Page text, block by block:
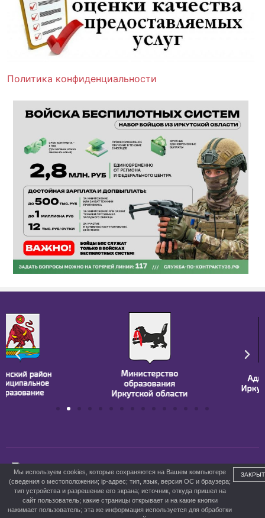
Политика конфиденциальности
ГБПОУ ИО БПК им. Д. Банзарова
Мы используем cookies, которые сохраняются на Вашем компьютере
(сведения о местоположении; ip-адрес; тип, язык, версия ОС и браузера;
тип устройства и разрешение его экрана; источник, откуда пришел на
сайт пользователь; какие страницы открывает и на какие кнопки
нажимает пользователь; эта же информация используется для обработки